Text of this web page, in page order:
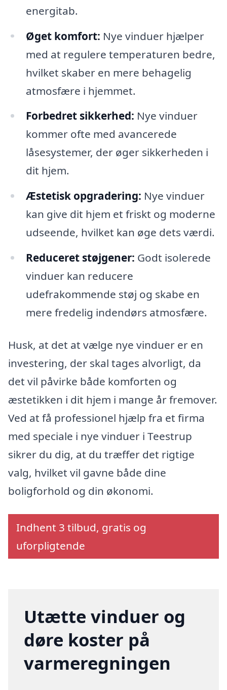
energitab.
Øget komfort: Nye vinduer hjælper
med at regulere temperaturen bedre,
hvilket skaber en mere behagelig
atmosfære i hjemmet.
Forbedret sikkerhed: Nye vinduer
kommer ofte med avancerede
låsesystemer, der øger sikkerheden i
dit hjem.
Æstetisk opgradering: Nye vinduer
kan give dit hjem et friskt og moderne
udseende, hvilket kan øge dets værdi.
Reduceret støjgener: Godt isolerede
vinduer kan reducere
udefrakommende støj og skabe en
mere fredelig indendørs atmosfære.
Husk, at det at vælge nye vinduer er en
investering, der skal tages alvorligt, da
det vil påvirke både komforten og
æstetikken i dit hjem i mange år fremover.
Ved at få professionel hjælp fra et firma
med speciale i nye vinduer i Teestrup
sikrer du dig, at du træffer det rigtige
valg, hvilket vil gavne både dine
boligforhold og din økonomi.
Indhent 3 tilbud, gratis og
uforpligtende
Utætte vinduer og
døre koster på
varmeregningen